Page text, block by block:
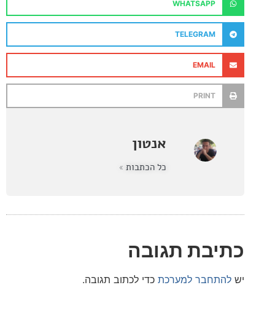
WHATSAPP
TELEGRAM
אנטון
תגובה
למערכתכדי לכתוב תגובה.